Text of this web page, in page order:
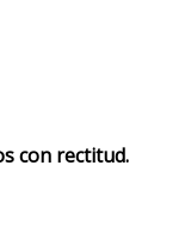
con rectitud.